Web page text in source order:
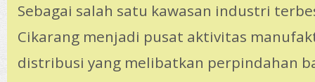
Sebagai salah satu kawasan industri
Cikarang menjadi pusat aktivitas
distribusi yang melibatkan perpindahan